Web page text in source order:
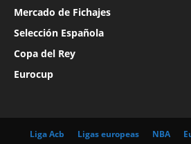
Mercado de Fichajes
Selección Española
Copa del Rey
Eurocup
Liga Acb Ligas europeas NBA